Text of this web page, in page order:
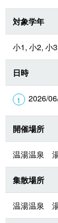
対象学年
小1, 小2, 小
日時
2026/
開催場所
温湯温泉 湯
集散場所
温湯温泉 湯